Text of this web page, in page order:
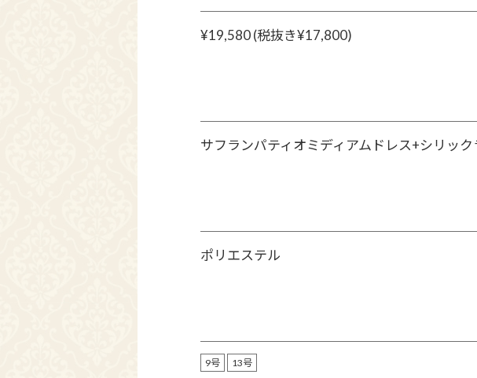
¥19,580 (税抜き¥17,800)
サフランパティオミディアムドレス+シリッ
ポリエステル
9号 13号